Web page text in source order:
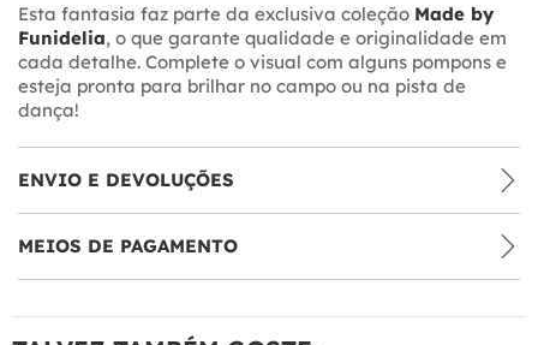
Esta fantasia faz parte da exclusiva coleção Made by
Funidelia, o que garante qualidade e originalidade em
cada detalhe. Complete o visual com alguns pompons e
esteja pronta para brilhar no campo ou na pista de
dança!
ENVIO E DEVOLUÇÕES
MEIOS DE PAGAMENTO